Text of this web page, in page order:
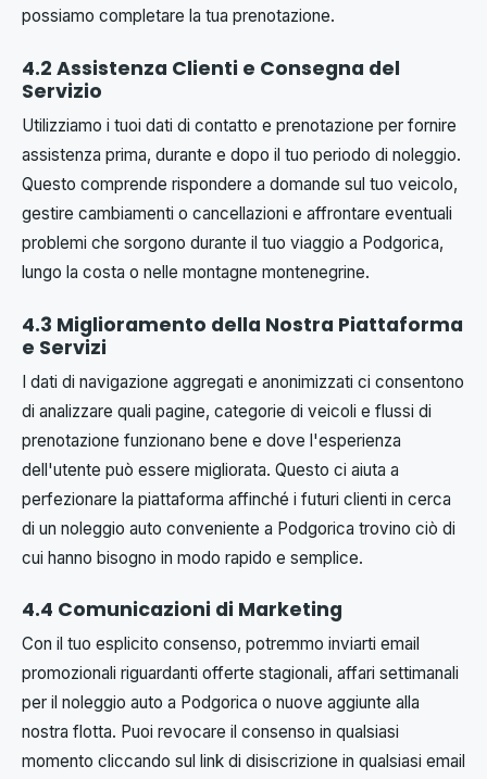
possiamo completare la tua prenotazione.
4.2 Assistenza Clienti e Consegna del
Servizio
Utilizziamo i tuoi dati di contatto e prenotazione per fornire
assistenza prima, durante e dopo il tuo periodo di noleggio.
Questo comprende rispondere a domande sul tuo veicolo,
gestire cambiamenti o cancellazioni e affrontare eventuali
problemi che sorgono durante il tuo viaggio a Podgorica,
lungo la costa o nelle montagne montenegrine.
4.3 Miglioramento della Nostra Piattaforma
e Servizi
I dati di navigazione aggregati e anonimizzati ci consentono
di analizzare quali pagine, categorie di veicoli e flussi di
prenotazione funzionano bene e dove l'esperienza
dell'utente può essere migliorata. Questo ci aiuta a
perfezionare la piattaforma affinché i futuri clienti in cerca
di un noleggio auto conveniente a Podgorica trovino ciò di
cui hanno bisogno in modo rapido e semplice.
4.4 Comunicazioni di Marketing
Con il tuo esplicito consenso, potremmo inviarti email
promozionali riguardanti offerte stagionali, affari settimanali
per il noleggio auto a Podgorica o nuove aggiunte alla
nostra flotta. Puoi revocare il consenso in qualsiasi
momento cliccando sul link di disiscrizione in qualsiasi email